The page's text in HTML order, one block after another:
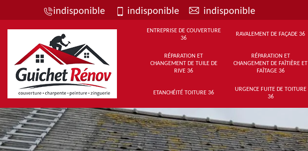
indisponible indisponible indisponible
ENTREPRISE DE COUVERTURE
36
RAVALEMENT DE FAÇADE 36
RÉPARATION ET
CHANGEMENT DE TUILE DE
RIVE 36
RÉPARATION ET
CHANGEMENT DE FAÎTIÈRE ET
FAÎTAGE 36
ETANCHÉITÉ TOITURE 36
URGENCE FUITE DE TOITURE
36